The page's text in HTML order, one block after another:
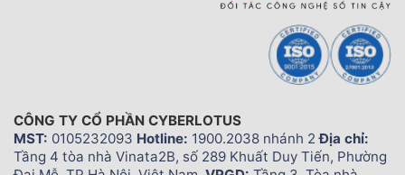
CÔNG TY CỔ PHẦN CYBERLOTUS
MST: 0105232093 Hotline: 1900.2038 nhánh 2Địa chỉ:
Tầng 4 tòa nhà Vinata2B, số 289 Khuất Duy Tiến, Phường